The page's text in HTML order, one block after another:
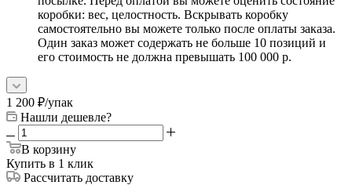
коробки: вес, целостность. Вскрывать коробку
самостоятельно вы можете только после оплаты заказа.
Один заказ может содержать не больше 10 позиций и
его стоимость не должна превышать 100 000 р.
1 200 ₽/упак
Нашли дешевле?
В корзину
Купить в 1 клик
Рассчитать доставку